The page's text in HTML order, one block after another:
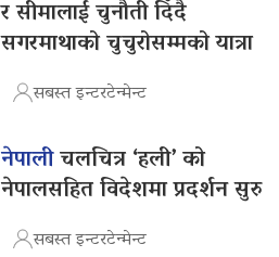
र सीमालाई चुनौती दिँदै
सगरमाथाको चुचुरोसम्मको यात्रा
सबस्त इन्टरटेन्मेन्ट
नेपालीचलचित्र ‘हली’ को
नेपालसहित विदेशमा प्रदर्शन सुरु
सबस्त इन्टरटेन्मेन्ट